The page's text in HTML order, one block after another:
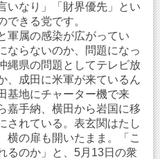
いなり」「財界優先」とい
できる党です。
軍属の感染が広がってい
ならないのか、問題になっ
縄県の問題としてテレビ放
、成田に米軍が来ているん
基地にチャーター機で来
嘉手納、横田から岩国に移
されている。表玄関はたし
横の扉も開いたまま。「こ
るのか」と、5月13日の衆